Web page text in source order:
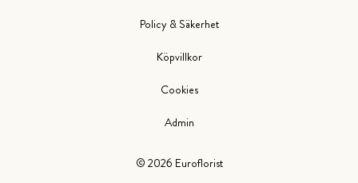
© 2026 Euroflorist
Policy & Säkerhet
Köpvillkor
Cookies
Admin